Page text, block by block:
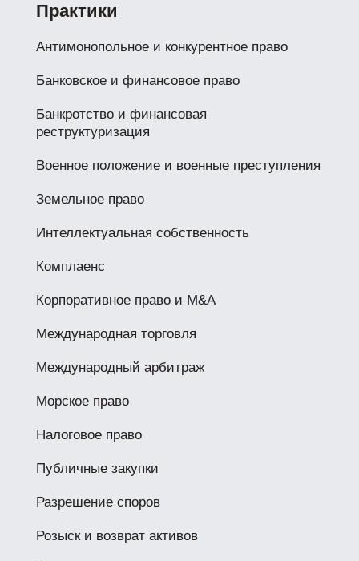
Практики
Антимонопольное и конкурентное право
Банковское и финансовое право
Банкротство и финансовая
реструктуризация
Военное положение и военные преступления
Земельное право
Интеллектуальная собственность
Комплаенс
Корпоративное право и M&A
Международная торговля
Международный арбитраж
Морское право
Налоговое право
Публичные закупки
Разрешение споров
Розыск и возврат активов